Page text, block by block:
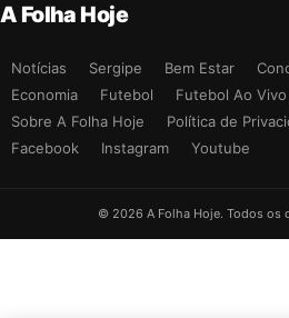
A Folha Hoje
Notícias Sergipe Bem Estar
Economia
Futebol Futebol Ao Vivo
Sobre A Folha Hoje
Política de
Facebook
Instagram Youtube
© 2026 A Folha Hoje. Todos os